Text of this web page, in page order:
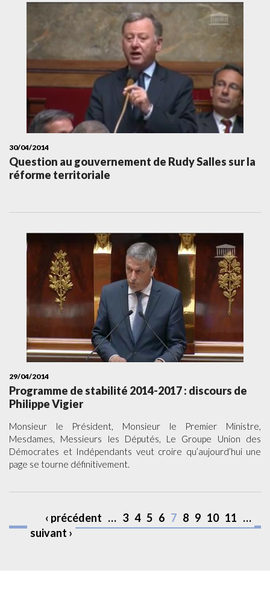
30/04/2014
Question au gouvernement de Rudy Salles sur la
réforme territoriale
29/04/2014
Programme de stabilité 2014-2017 : discours de
Philippe Vigier
Monsieur le Président, Monsieur le Premier Ministre,
Mesdames, Messieurs les Députés, Le Groupe Union des
Démocrates et Indépendants veut croire qu’aujourd’hui une
page se tourne définitivement.
‹ précédent … 3 4 5 6 7 8 9 10 11 …
suivant ›